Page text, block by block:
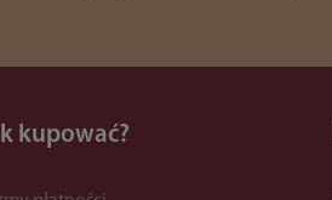
kupować?